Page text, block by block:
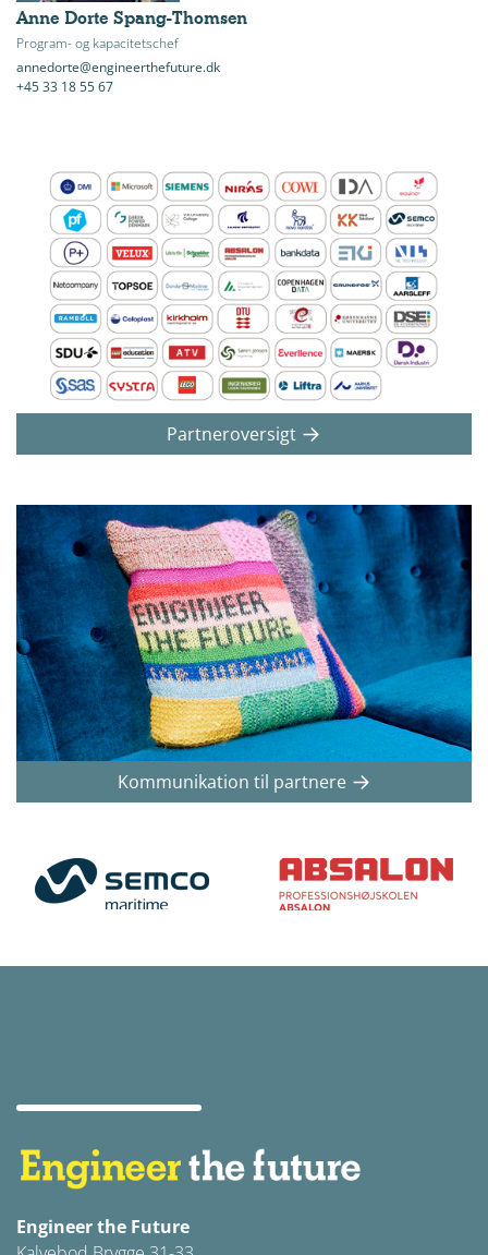
Anne Dorte Spang-Thomsen
Program- og kapacitetschef
annedorte@engineerthefuture.dk
+45 33 18 55 67
Partneroversigt
Kommunikation til partnere
Engineer the Future